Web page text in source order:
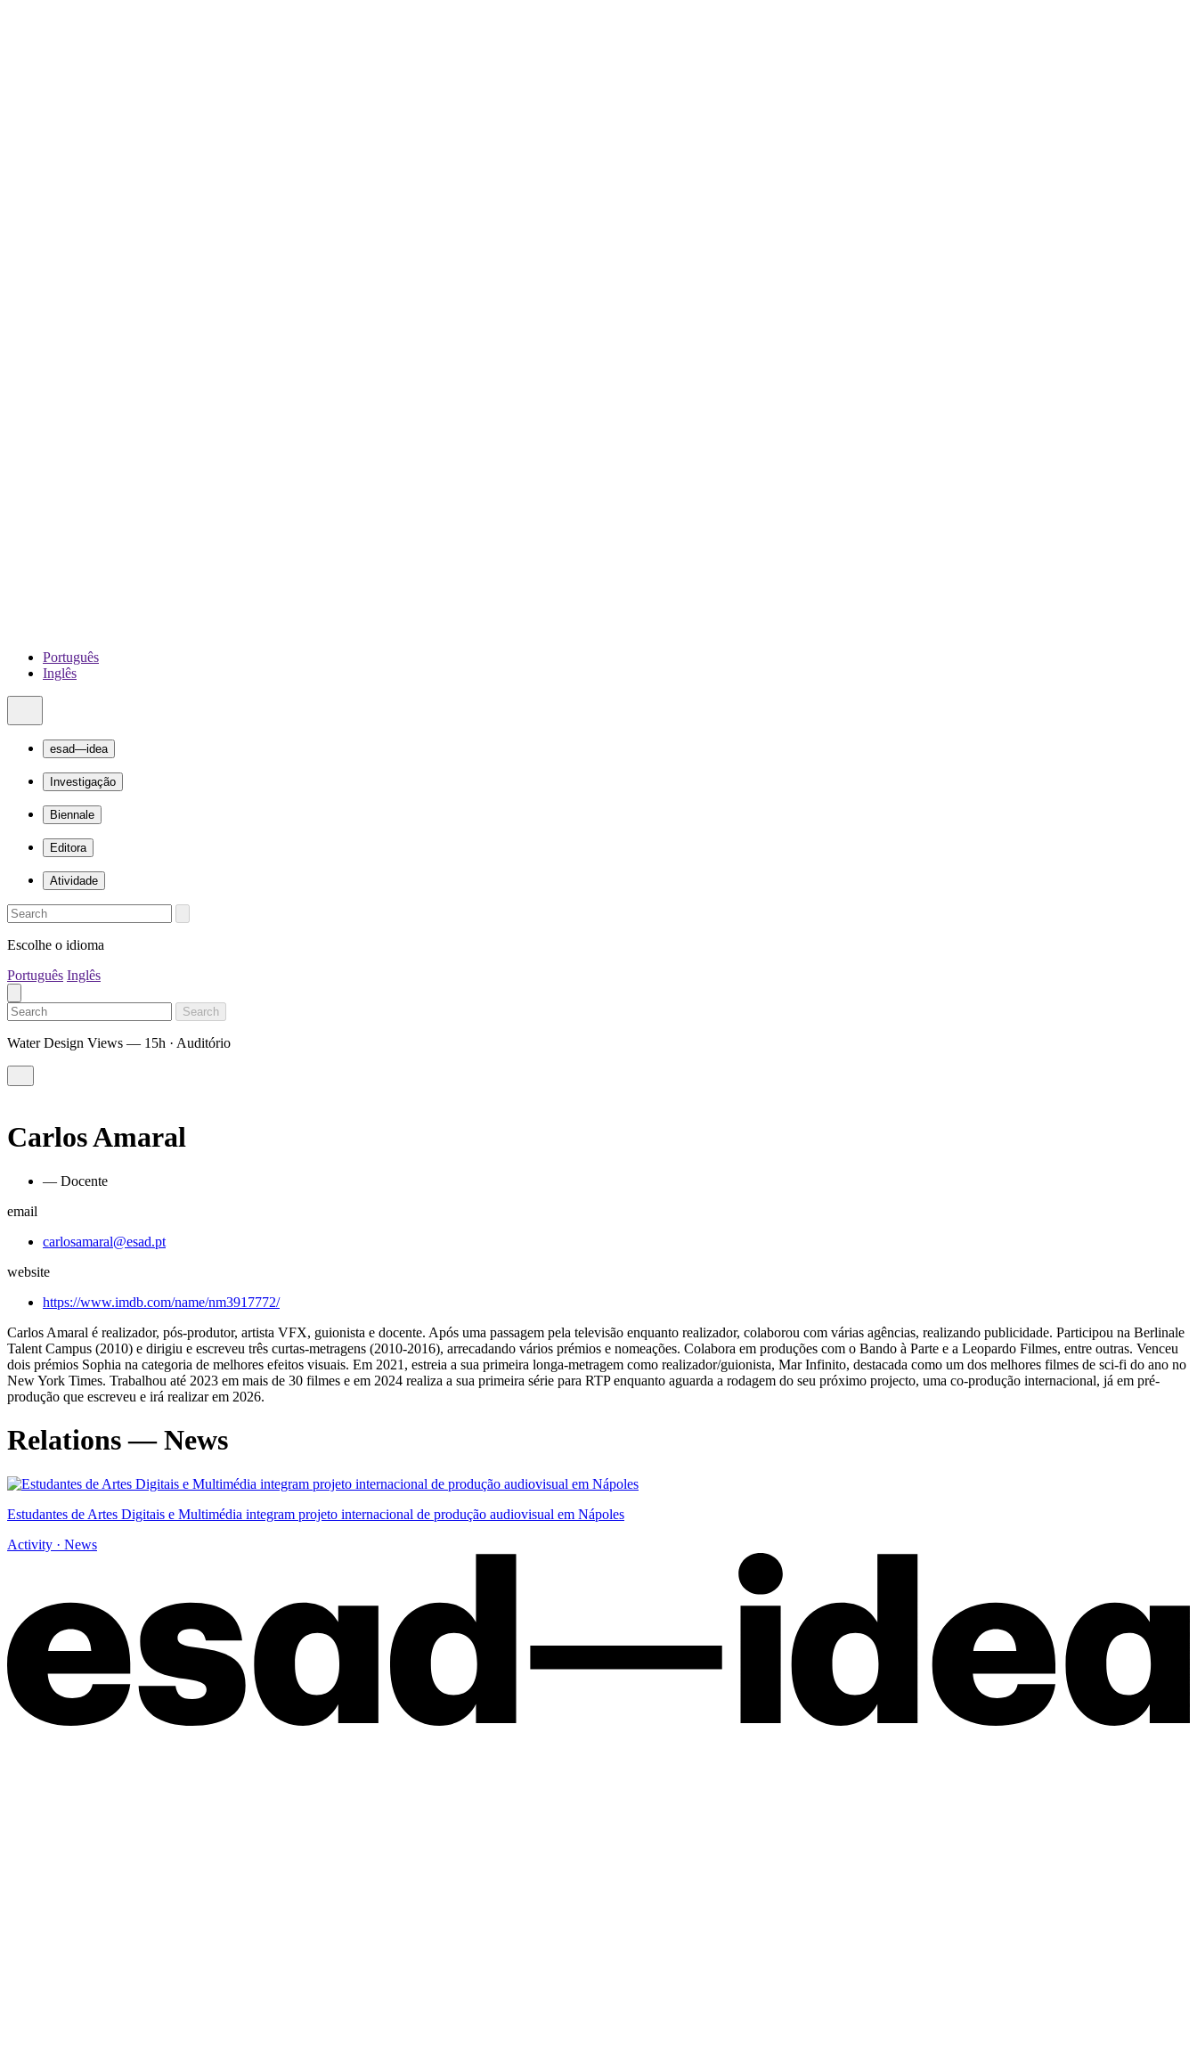
Português
Inglês
esad—idea
Investigação
Biennale
Editora
Atividade
Escolhe o idioma
Português Inglês
Search
Water Design Views — 15h · Auditório
Carlos Amaral
— Docente
email
carlosamaral@esad.pt
website
https://www.imdb.com/name/nm3917772/
Carlos Amaral é realizador, pós-produtor, artista VFX, guionista e docente. Após uma passagem pela televisão enquanto realizador, colaborou com várias agências, realizando publicidade. Participou na Berlinale
Talent Campus (2010) e dirigiu e escreveu três curtas-metragens (2010-2016), arrecadando vários prémios e nomeações. Colabora em produções com o Bando à Parte e a Leopardo Filmes, entre outras. Venceu
dois prémios Sophia na categoria de melhores efeitos visuais. Em 2021, estreia a sua primeira longa-metragem como realizador/guionista, Mar Infinito, destacada como um dos melhores filmes de sci-fi do ano no
New York Times. Trabalhou até 2023 em mais de 30 filmes e em 2024 realiza a sua primeira série para RTP enquanto aguarda a rodagem do seu próximo projecto, uma co-produção internacional, já em pré-
produção que escreveu e irá realizar em 2026.
Relations — News
Estudantes de Artes Digitais e Multimédia integram projeto internacional de produção audiovisual em Nápoles
Activity · News